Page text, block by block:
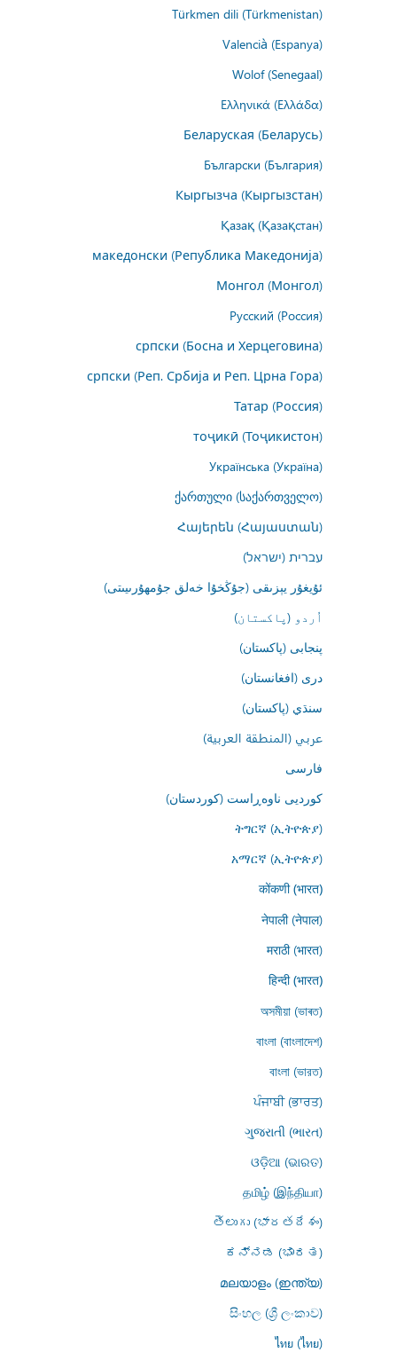
Türkmen dili (Türkmenistan)
Valencià (Espanya)
Wolof (Senegaal)
Ελληνικά (Ελλάδα)
Беларуская (Беларусь)
Български (България)
Кыргызча (Кыргызстан)
Қазақ (Қазақстан)
македонски (Република Македонија)
Монгол (Монгол)
Русский (Россия)
српски (Босна и Херцеговина)
српски (Реп. Србија и Реп. Црна Гора)
Татар (Россия)
тоҷикӣ (Тоҷикистон)
Українська (Україна)
ქართული (საქართველო)
Հայերեն (Հայաստան)
עברית (ישראל)
ئۇيغۇر يېزىقى (جۇڭخۇا خەلق جۇمھۇرىيىتى)
اُردو (پاکستان)
پنجابی (پاکستان)
درى (افغانستان)
سنڌي (پاکستان)
عربي (المنطقة العربية)
فارسى
کوردیی ناوەڕاست (کوردستان)
ትግርኛ (ኢትዮጵያ)
አማርኛ (ኢትዮጵያ)
कोंकणी (भारत)
नेपाली (नेपाल)
मराठी (भारत)
हिन्दी (भारत)
অসমীয়া (ভাৰত)
বাংলা (বাংলাদেশ)
বাংলা (ভারত)
ਪੰਜਾਬੀ (ਭਾਰਤ)
ગુજરાતી (ભારત)
ଓଡ଼ିଆ (ଭାରତ)
தமிழ் (இந்தியா)
తెలుగు (భారతదేశం)
ಕನ್ನಡ (ಭಾರತ)
മലയാളം (ഇന്ത്യ)
සිංහල (ශ්‍රී ලංකාව)
ไทย (ไทย)